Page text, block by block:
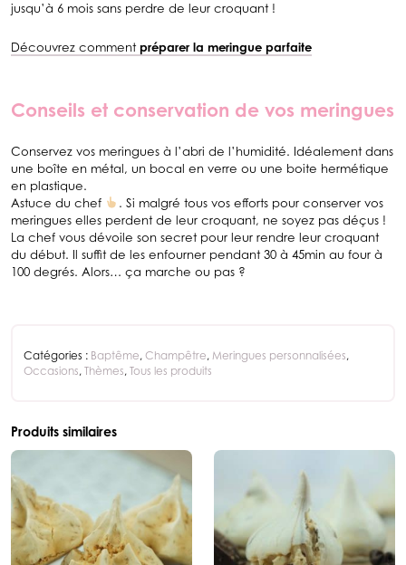
jusqu’à 6 mois sans perdre de leur croquant !
Découvrez commentpréparer la meringue parfaite
Conseils et conservation de vos meringues
Conservez vos meringues à l’abri de l’humidité. Idéalement dans
une boîte en métal, un bocal en verre ou une boite hermétique
en plastique.
Astuce du chef
. Si malgré tous vos efforts pour conserver vos
meringues elles perdent de leur croquant, ne soyez pas déçus !
La chef vous dévoile son secret pour leur rendre leur croquant
du début. Il suffit de les enfourner pendant 30 à 45min au four à
100 degrés. Alors… ça marche ou pas ?
Catégories : Baptême, Champêtre, Meringues personnalisées,
Occasions, Thèmes, Tous les produits
Produits similaires